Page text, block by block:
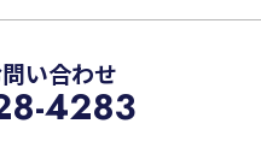
い合わせ
4283